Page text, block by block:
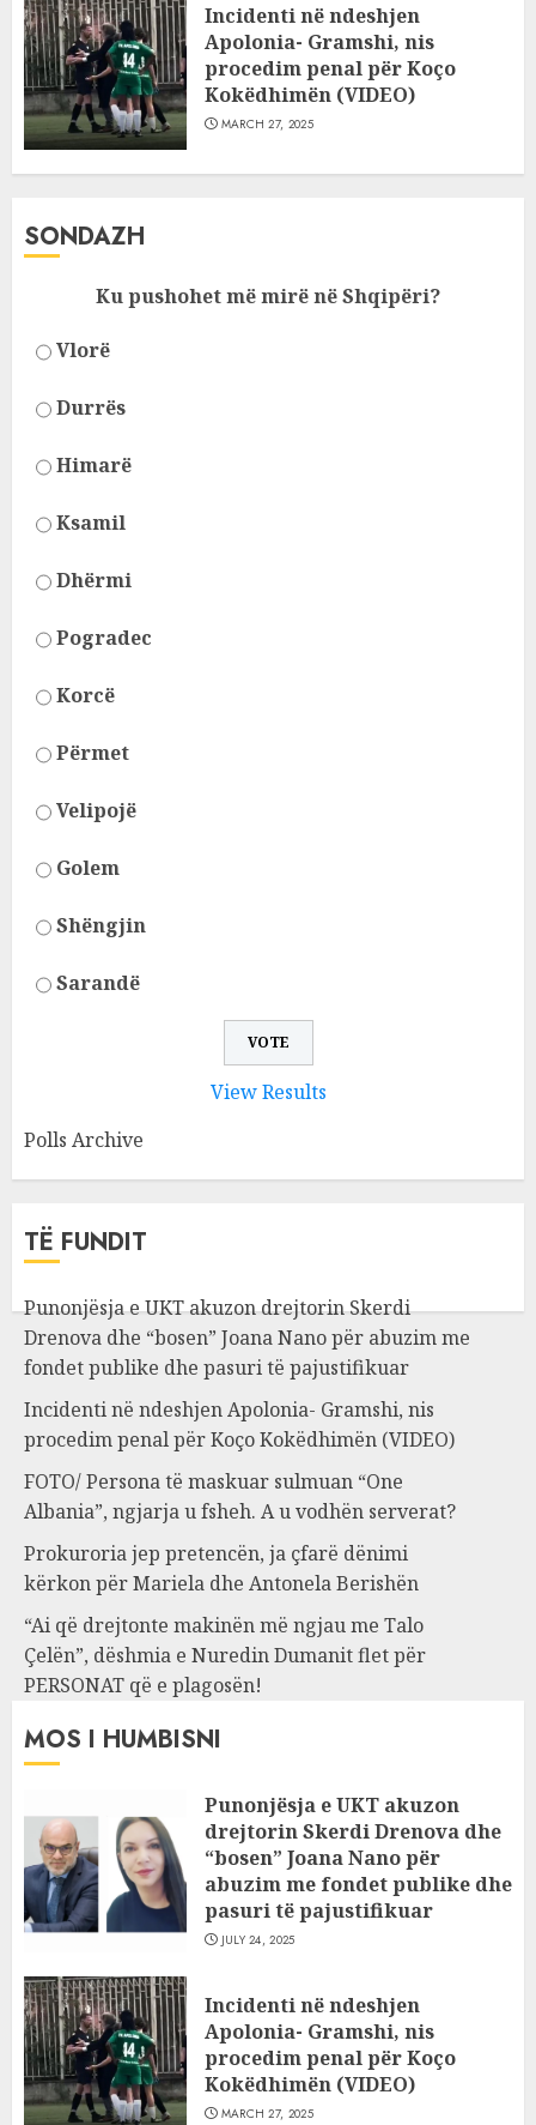
Incidenti në ndeshjen
Apolonia- Gramshi, nis
procedim penal për Koço
Kokëdhimën (VIDEO)
MARCH 27, 2025
SONDAZH
Ku pushohet më mirë në Shqipëri?
Vlorë
Durrës
Himarë
Ksamil
Dhërmi
Pogradec
Korcë
Përmet
Velipojë
Golem
Shëngjin
Sarandë
View Results
Polls Archive
TË FUNDIT
Punonjësja e UKT akuzon drejtorin Skerdi
Drenova dhe “bosen” Joana Nano për abuzim me
fondet publike dhe pasuri të pajustifikuar
Incidenti në ndeshjen Apolonia- Gramshi, nis
procedim penal për Koço Kokëdhimën (VIDEO)
FOTO/ Persona të maskuar sulmuan “One
Albania”, ngjarja u fsheh. A u vodhën serverat?
Prokuroria jep pretencën, ja çfarë dënimi
kërkon për Mariela dhe Antonela Berishën
“Ai që drejtonte makinën më ngjau me Talo
Çelën”, dëshmia e Nuredin Dumanit flet për
PERSONAT që e plagosën!
MOS I HUMBISNI
Punonjësja e UKT akuzon
drejtorin Skerdi Drenova dhe
“bosen” Joana Nano për
abuzim me fondet publike dhe
pasuri të pajustifikuar
JULY 24, 2025
Incidenti në ndeshjen
Apolonia- Gramshi, nis
procedim penal për Koço
Kokëdhimën (VIDEO)
MARCH 27, 2025